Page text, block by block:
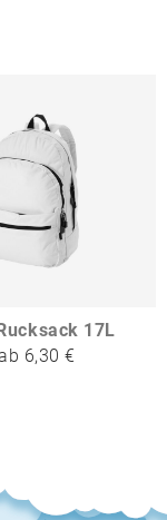
17L
6,30 €